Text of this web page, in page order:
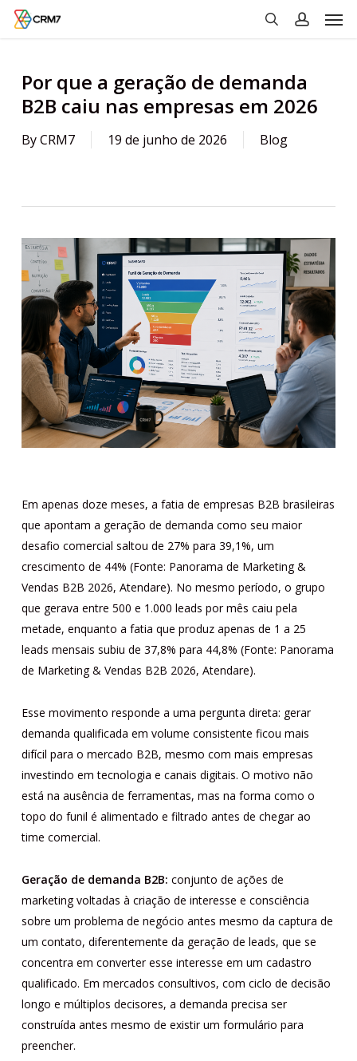
Skip
Por que a geração de demanda
B2B caiu nas empresas em 2026
ByCRM7 19 de junho de 2026 Blog
Em apenas doze meses, a fatia de empresas B2B brasileiras
que apontam a geração de demanda como seu maior
desafio comercial saltou de 27% para 39,1%, um
crescimento de 44% (Fonte: Panorama de Marketing &
Vendas B2B 2026, Atendare). No mesmo período, o grupo
que gerava entre 500 e 1.000 leads por mês caiu pela
metade, enquanto a fatia que produz apenas de 1 a 25
leads mensais subiu de 37,8% para 44,8% (Fonte: Panorama
de Marketing & Vendas B2B 2026, Atendare).
Esse movimento responde a uma pergunta direta: gerar
demanda qualificada em volume consistente ficou mais
difícil para o mercado B2B, mesmo com mais empresas
investindo em tecnologia e canais digitais. O motivo não
está na ausência de ferramentas, mas na forma como o
topo do funil é alimentado e filtrado antes de chegar ao
time comercial.
Geração de demanda B2B: conjunto de ações de
marketing voltadas à criação de interesse e consciência
sobre um problema de negócio antes mesmo da captura de
um contato, diferentemente da geração de leads, que se
concentra em converter esse interesse em um cadastro
qualificado. Em mercados consultivos, com ciclo de decisão
longo e múltiplos decisores, a demanda precisa ser
construída antes mesmo de existir um formulário para
preencher.